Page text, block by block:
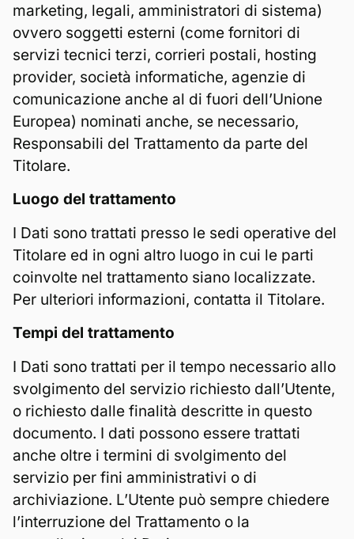
marketing, legali, amministratori di sistema)
ovvero soggetti esterni (come fornitori di
servizi tecnici terzi, corrieri postali, hosting
provider, società informatiche, agenzie di
comunicazione anche al di fuori dell’Unione
Europea) nominati anche, se necessario,
Responsabili del Trattamento da parte del
Titolare.
Luogo del trattamento
I Dati sono trattati presso le sedi operative del
Titolare ed in ogni altro luogo in cui le parti
coinvolte nel trattamento siano localizzate.
Per ulteriori informazioni, contatta il Titolare.
Tempi del trattamento
I Dati sono trattati per il tempo necessario allo
svolgimento del servizio richiesto dall’Utente,
o richiesto dalle finalità descritte in questo
documento. I dati possono essere trattati
anche oltre i termini di svolgimento del
servizio per fini amministrativi o di
archiviazione. L’Utente può sempre chiedere
l’interruzione del Trattamento o la